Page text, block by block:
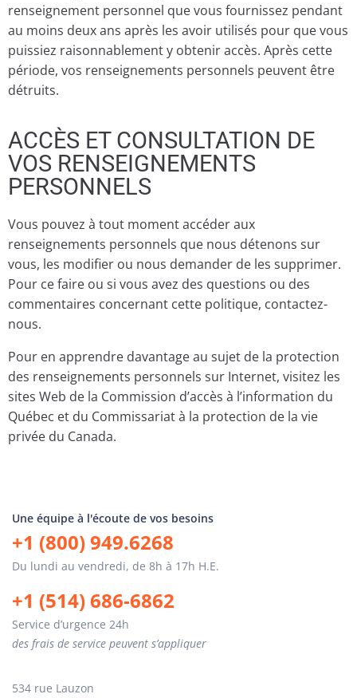
renseignement personnel que vous fournissez pendant
au moins deux ans après les avoir utilisés pour que vous
puissiez raisonnablement y obtenir accès. Après cette
période, vos renseignements personnels peuvent être
détruits.
ACCÈS ET CONSULTATION DE
VOS RENSEIGNEMENTS
PERSONNELS
Vous pouvez à tout moment accéder aux
renseignements personnels que nous détenons sur
vous, les modifier ou nous demander de les supprimer.
Pour ce faire ou si vous avez des questions ou des
commentaires concernant cette politique, contactez-
nous.
Pour en apprendre davantage au sujet de la protection
des renseignements personnels sur Internet, visitez les
sites Web de la Commission d’accès à l’information du
Québec et du Commissariat à la protection de la vie
privée du Canada.
Une équipe à l'écoute de vos besoins
+1 (800) 949.6268
Du lundi au vendredi, de 8h à 17h H.E.
+1 (514) 686-6862
Service d’urgence 24h
des frais de service peuvent s’appliquer
534 rue Lauzon